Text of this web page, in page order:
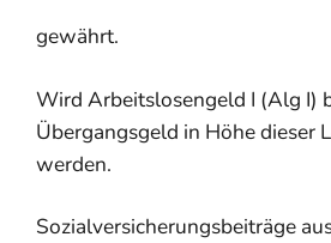
gewährt.
Wird Arbeitslosengeld I (Alg I)
Übergangsgeld in Höhe dieser
werden.
Sozialversicherungsbeiträge